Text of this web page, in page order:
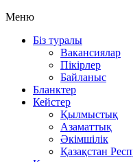
Меню
Біз туралы
Вакансиялар
Пікірлер
Байланыс
Бланктер
Кейстер
Қылмыстық
Азаматтық
Әкімшілік
Қазақстан